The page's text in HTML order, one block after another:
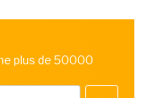
plus de 50000